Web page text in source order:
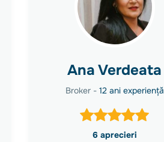
Ana Verdeata
Broker - 12 ani experiență
6 aprecieri